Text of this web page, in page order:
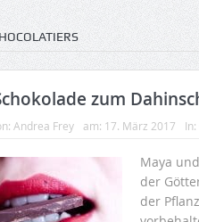
zum
Andrea Frey am: 17. März 2017 In:
Maya
der
der